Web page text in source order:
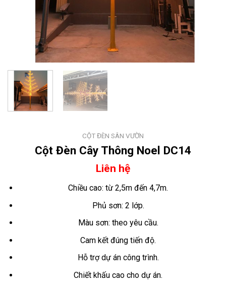
CỘT ĐÈN SÂN VƯỜN
Cột Đèn Cây Thông Noel DC14
Liên hệ
Chiều cao: từ 2,5m đến 4,7m.
Phủ sơn: 2 lớp.
Màu sơn: theo yêu cầu.
Cam kết đúng tiến độ.
Hỗ trợ dự án công trình.
Chiết khấu cao cho dự án.